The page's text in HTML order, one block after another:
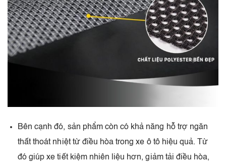
Bên cạnh đó, sản phẩm còn có khả năng hỗ trợ ngăn
thất thoát nhiệt từ điều hòa trong xe ô tô hiệu quả. Từ
đó giúp xe tiết kiệm nhiên liệu hơn, giảm tải điều hòa,